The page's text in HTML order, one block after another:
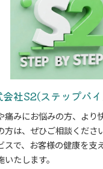
会社S2(ステップバ
痛みにお悩みの方、より
方は、ぜひご相談くださ
スで、お客様の健康を支
たします。